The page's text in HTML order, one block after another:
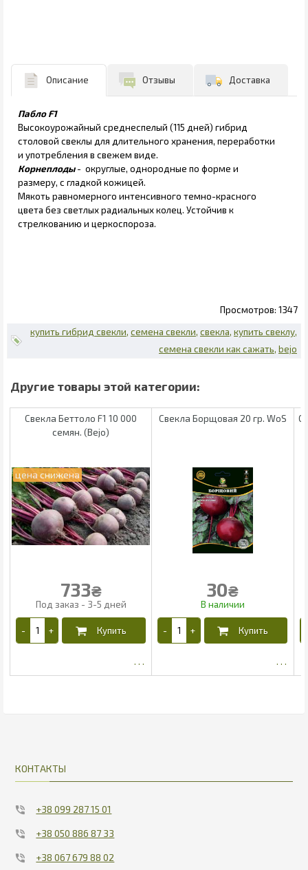
Описание Отзывы Доставка
Пабло F1
Высокоурожайный среднеспелый (115 дней) гибрид
столовой свеклы для длительного хранения, переработки
и употребления в свежем виде.
Корнеплоды- округлые, однородные по форме и
размеру, с гладкой кожицей.
Мякоть равномерного интенсивного темно-красного
цвета без светлых радиальных колец. Устойчив к
стрелкованию и церкоспороза.
1347
купить гибрид свекли семена свекли свекла купить свеклу
семена свекли как сажать bejo
Свекла Беттоло F1 10 000
семян. (Bejo)
733₴
Свекла Борщовая 20 гр. WoS
30₴
КОНТАКТЫ
+38 099 287 15 01
+38 050 886 87 33
+38 067 679 88 02